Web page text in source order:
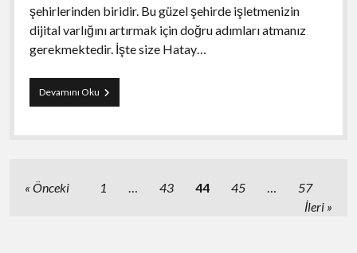
şehirlerinden biridir. Bu güzel şehirde işletmenizin
dijital varlığını artırmak için doğru adımları atmanız
gerekmektedir. İşte size Hatay…
Devamını OkuHatay
İskenderun
Ajansı
Yazı
Önceki 1 43 44 45
57
İleri